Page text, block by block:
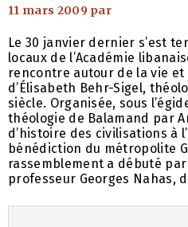
11 mars 2009 par
Le 30 janvier dernier s’est
locaux de l’Académie
rencontre autour de la vie
d’Élisabeth Behr-Sigel,
siècle. Organisée, sous
théologie de Balamand par
d’histoire des civilisations à
bénédiction du métropolite
rassemblement a débuté
professeur Georges Nahas,